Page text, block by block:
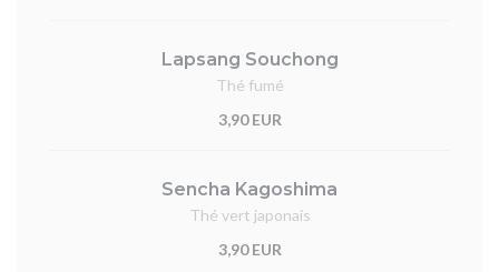
Lapsang Souchong
Thé fumé
3,90 EUR
Sencha Kagoshima
Thé vert japonais
3,90 EUR